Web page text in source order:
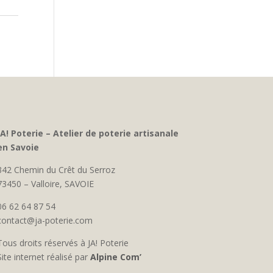
Poterie – Atelier de poterie artisanale
Savoie
Chemin du Crêt du Serroz
– Valloire, SAVOIE
62 64 87 54
poterie.com
droits réservés à JA! Poterie
internet réalisé par Alpine Com’